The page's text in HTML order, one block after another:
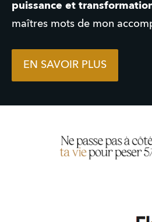
puissance et
maîtres mots de mon
EN SAVOIR PLUS